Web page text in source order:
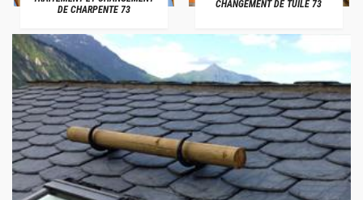
DE CHARPENTE 73
CHANGEMENT DE TUILE 73